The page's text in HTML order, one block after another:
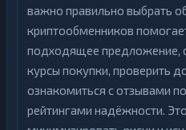
важно правильно выбрать
криптообменников
подходящее предложение,
курсы покупки, проверить
ознакомиться с отзывами
рейтингами надёжности.